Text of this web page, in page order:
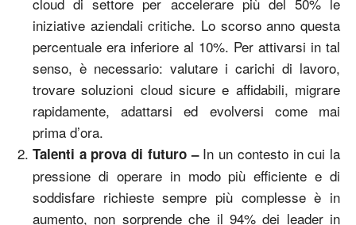
iniziative aziendali critiche. Lo scorso anno questa
percentuale era inferiore al 10%. Per attivarsi in tal
senso, è necessario: valutare i carichi di lavoro,
trovare soluzioni cloud sicure e affidabili, migrare
rapidamente, adattarsi ed evolversi come mai
prima d’ora.
Talenti a prova di futuro – In un contesto in cui la
pressione di operare in modo più efficiente e di
soddisfare richieste sempre più complesse è in
aumento, non sorprende che il 94% dei leader in